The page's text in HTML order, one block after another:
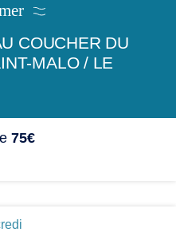
COUCHER DU
MALO / LE
75€